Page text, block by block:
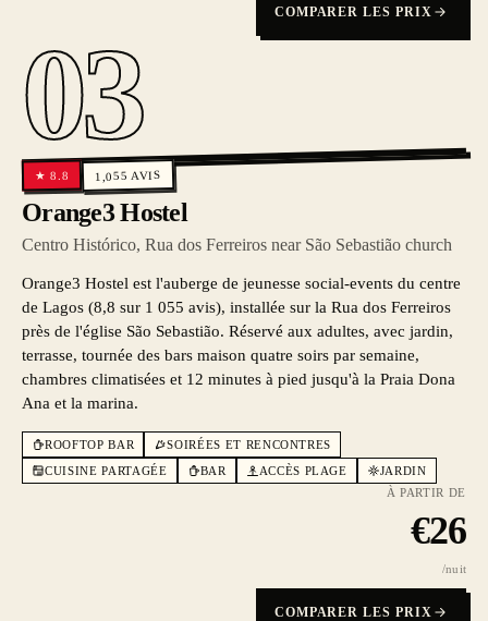
COMPARER LES PRIX
03
★8.8 1,055 AVIS
Orange3 Hostel
Centro Histórico, Rua dos Ferreiros near São Sebastião church
Orange3 Hostel est l'auberge de jeunesse social-events du centre
de Lagos (8,8 sur 1 055 avis), installée sur la Rua dos Ferreiros
près de l'église São Sebastião. Réservé aux adultes, avec jardin,
terrasse, tournée des bars maison quatre soirs par semaine,
chambres climatisées et 12 minutes à pied jusqu'à la Praia Dona
Ana et la marina.
ROOFTOP BAR
SOIRÉES ET RENCONTRES
CUISINE PARTAGÉE
BAR ACCÈS PLAGE
JARDIN
À PARTIR DE
€26
/nuit
COMPARER LES PRIX